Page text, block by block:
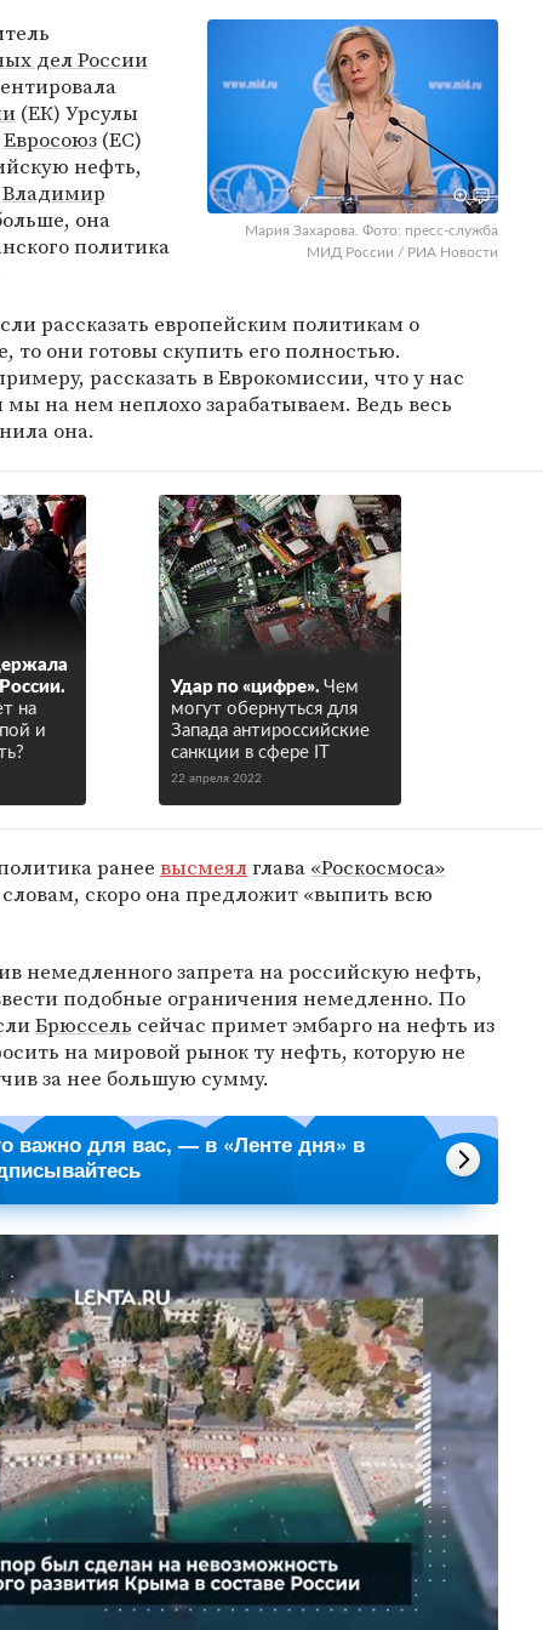
Мария Захарова. Фото: пресс-служба
МИД России / РИА Новости
дел России
(ЕК) Урсулы
Евросоюз (ЕС)
нефть,
Владимир
она
политика
рассказать европейским политикам о
то они готовы скупить его полностью.
рассказать в Еврокомиссии, что у нас
на нем неплохо зарабатываем. Ведь весь
она.
на
и
Удар по «цифре». Чем
могут обернуться для
Запада антироссийские
санкции в сфере IТ
22 апреля 2022
ранее высмеялглава «Роскосмоса»
словам, скоро она предложит «выпить всю
немедленного запрета на российскую нефть,
подобные ограничения немедленно. По
Брюссель сейчас примет эмбарго на нефть из
на мировой рынок ту нефть, которую не
за нее большую сумму.
важно для вас, — в «Ленте дня» в